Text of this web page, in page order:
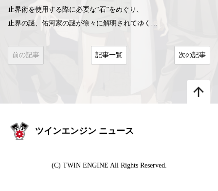
止界術を使用する際に必要な“石”をめぐり、
止界の謎、佑河家の謎が徐々に解明されてゆく…
前の記事 記事一覧 次の記事
arrow_upward
ツインエンジン ニュース
(C) TWIN ENGINE All Rights Reserved.